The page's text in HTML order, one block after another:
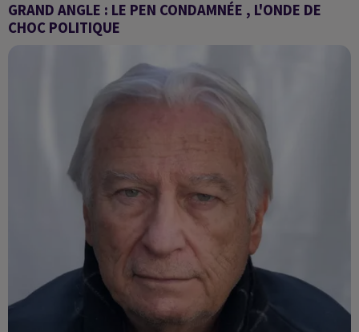
GRAND ANGLE : LE PEN CONDAMNÉE , L'ONDE DE
CHOC POLITIQUE
quatre ans de prison, dont deux ferme et cinq ans d’inéligibilité